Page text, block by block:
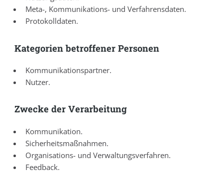
Meta-, Kommunikations- und Verfahrensdaten.
Protokolldaten.
Kategorien betroffener Personen
Kommunikationspartner.
Nutzer.
Zwecke der Verarbeitung
Kommunikation.
Sicherheitsmaßnahmen.
Organisations- und Verwaltungsverfahren.
Feedback.